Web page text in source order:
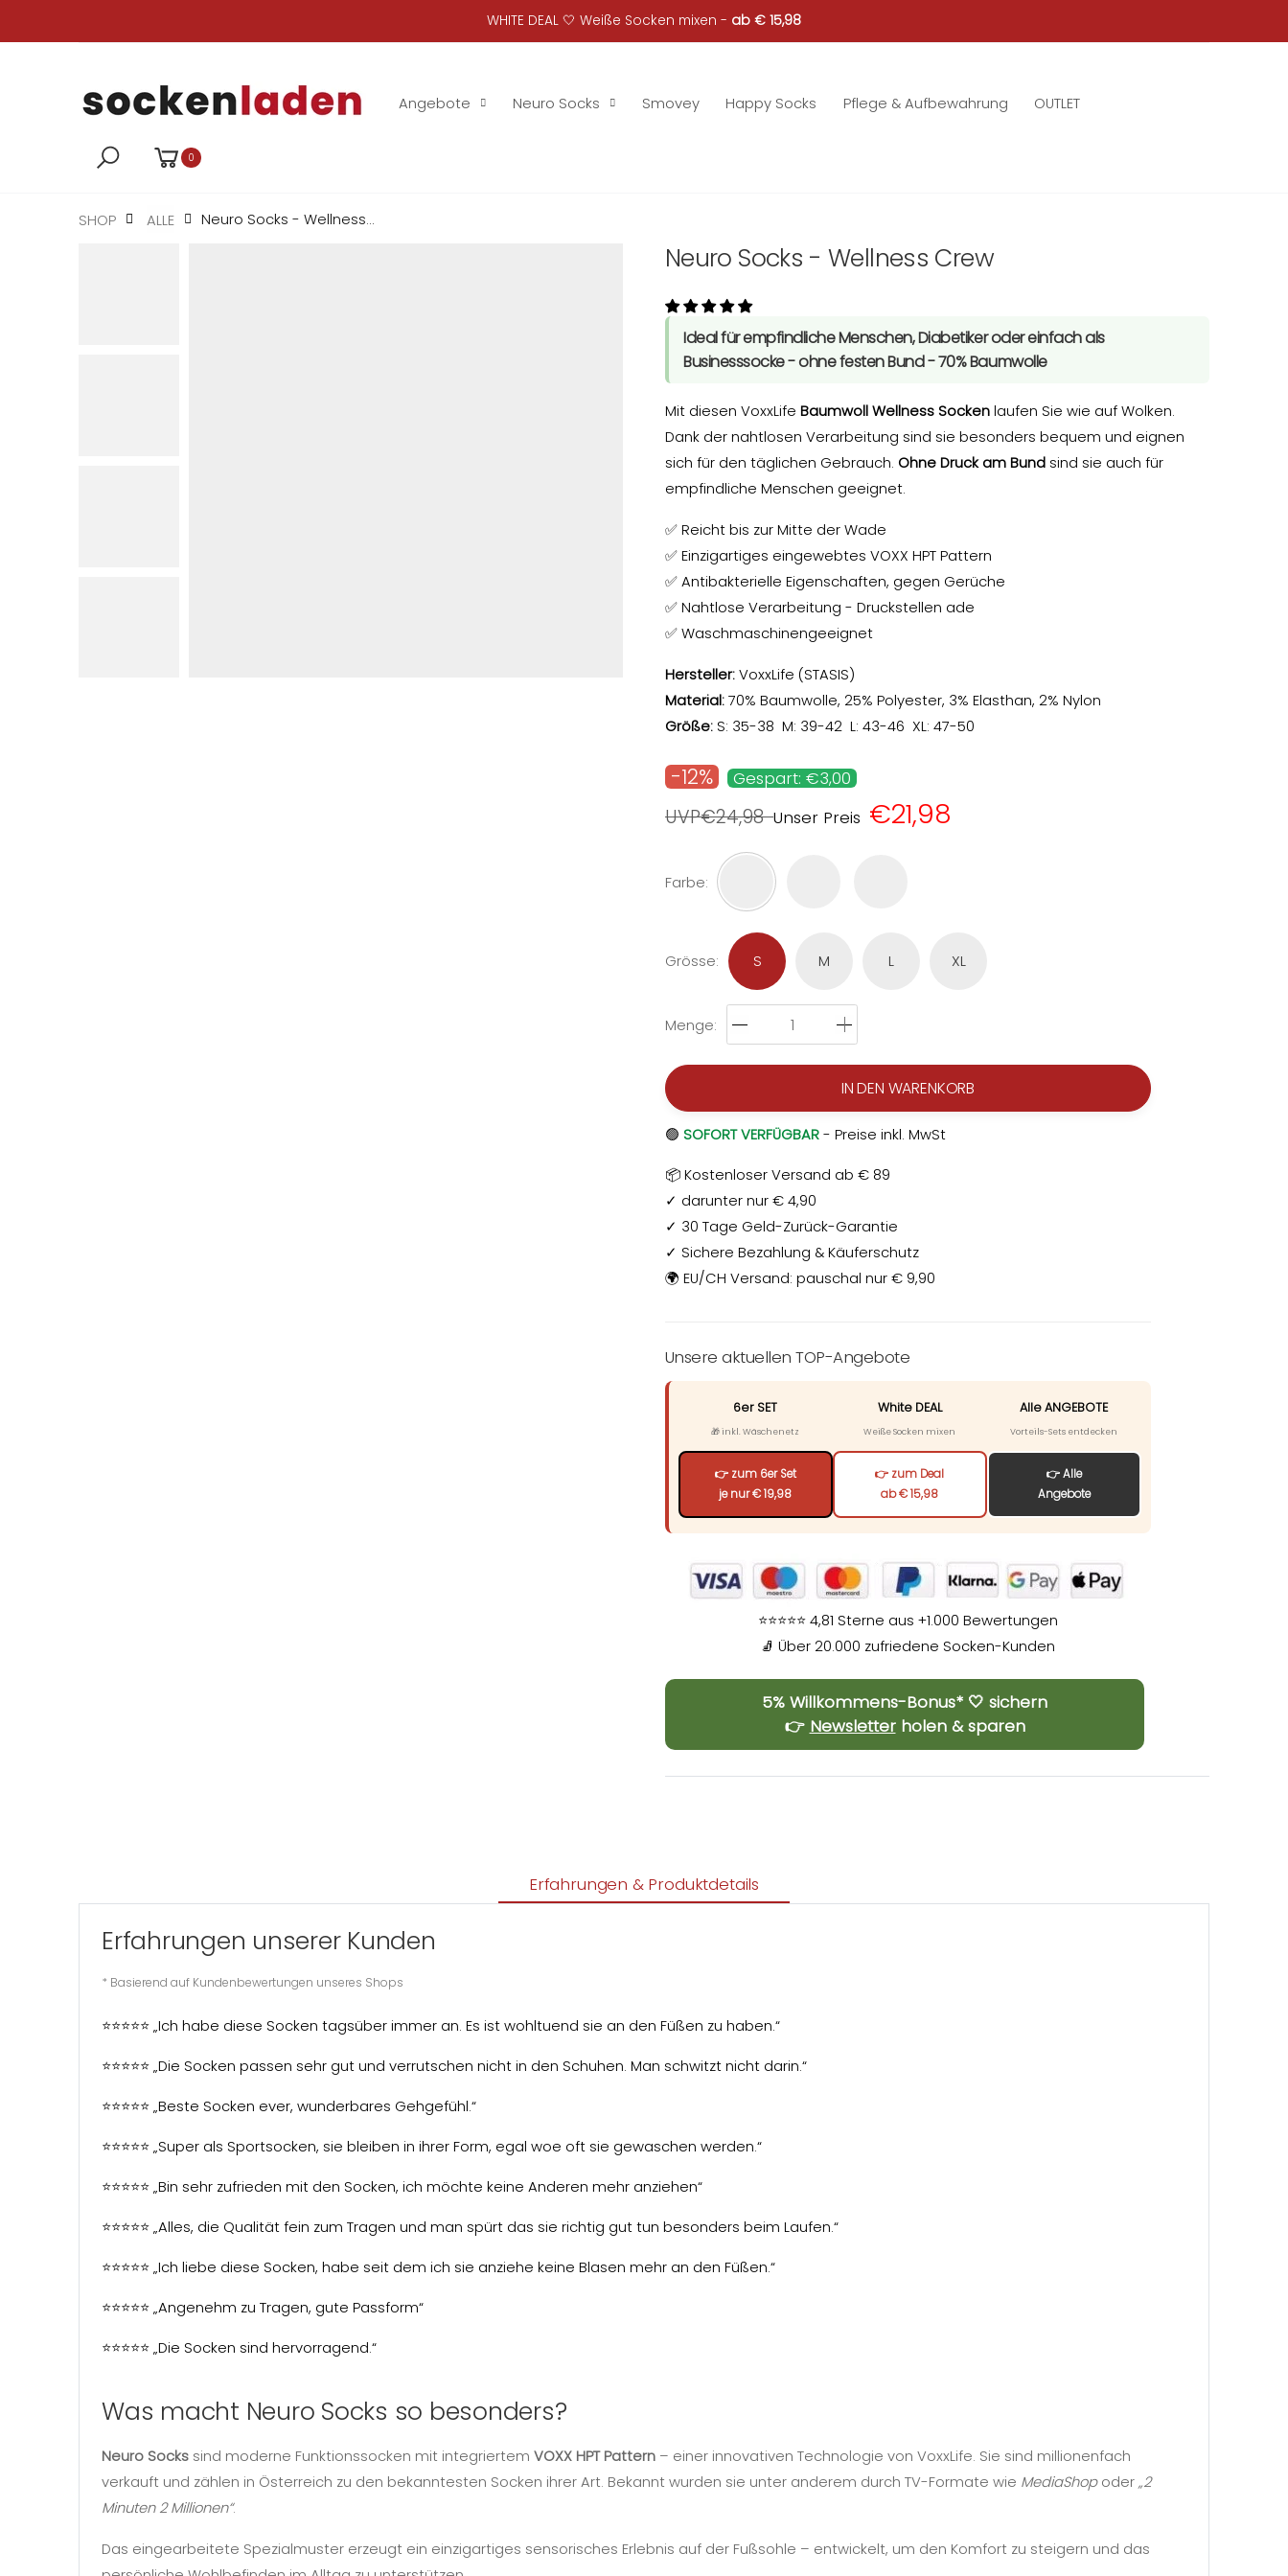
WHITE DEAL 🤍 Weiße Socken mixen - ab € 15,98
Angebote Neuro Socks Smovey Happy Socks Pflege & Aufbewahrung OUTLET
0
SHOP ALLE Neuro Socks - Wellness...
Neuro Socks - Wellness Crew
Ideal für empfindliche Menschen, Diabetiker oder einfach als
Businesssocke - ohne festen Bund - 70% Baumwolle
Mit diesen VoxxLife Baumwoll Wellness Sockenlaufen Sie wie auf Wolken.
Dank der nahtlosen Verarbeitung sind sie besonders bequem und eignen
sich für den täglichen Gebrauch. Ohne Druck am Bund sind sie auch für
empfindliche Menschen geeignet.
✅ Reicht bis zur Mitte der Wade
✅ Einzigartiges eingewebtes VOXX HPT Pattern
✅ Antibakterielle Eigenschaften, gegen Gerüche
✅ Nahtlose Verarbeitung - Druckstellen ade
✅ Waschmaschinengeeignet
Hersteller:VoxxLife (STASIS)
Material:70% Baumwolle, 25% Polyester, 3% Elasthan, 2% Nylon
Größe: S: 35-38 M: 39-42 L: 43-46 XL: 47-50
-12% Gespart: €3,00
UVP€24,98Unser Preis €21,98
Farbe:
Grösse: S M L XL
Menge:
IN DEN WARENKORB
🟢 SOFORT VERFÜGBAR- Preise inkl. MwSt
📦 Kostenloser Versand ab € 89
✓ darunter nur € 4,90
✓ 30 Tage Geld-Zurück-Garantie
✓ Sichere Bezahlung & Käuferschutz
🌍 EU/CH Versand: pauschal nur € 9,90
Unsere aktuellen TOP-Angebote
6er SET
🎁 inkl. Wäschenetz
👉 zum 6er Set
je nur € 19,98
White DEAL
Weiße Socken mixen
👉 zum Deal
ab € 15,98
Alle ANGEBOTE
Vorteils-Sets entdecken
👉 Alle
Angebote
⭐⭐⭐⭐⭐ 4,81 Sterne aus +1.000 Bewertungen
🧦 Über 20.000 zufriedene Socken-Kunden
5% Willkommens-Bonus* 🤍 sichern
👉 Newsletterholen & sparen
Erfahrungen & Produktdetails
Erfahrungen unserer Kunden
* Basierend auf Kundenbewertungen unseres Shops
⭐⭐⭐⭐⭐ „Ich habe diese Socken tagsüber immer an. Es ist wohltuend sie an den Füßen zu haben.“
⭐⭐⭐⭐⭐ „Die Socken passen sehr gut und verrutschen nicht in den Schuhen. Man schwitzt nicht darin.“
⭐⭐⭐⭐⭐ „Beste Socken ever, wunderbares Gehgefühl.“
⭐⭐⭐⭐⭐ „Super als Sportsocken, sie bleiben in ihrer Form, egal woe oft sie gewaschen werden.“
⭐⭐⭐⭐⭐ „Bin sehr zufrieden mit den Socken, ich möchte keine Anderen mehr anziehen“
⭐⭐⭐⭐⭐ „Alles, die Qualität fein zum Tragen und man spürt das sie richtig gut tun besonders beim Laufen.“
⭐⭐⭐⭐⭐ „Ich liebe diese Socken, habe seit dem ich sie anziehe keine Blasen mehr an den Füßen.“
⭐⭐⭐⭐⭐ „Angenehm zu Tragen, gute Passform“
⭐⭐⭐⭐⭐ „Die Socken sind hervorragend.“
Was macht Neuro Socks so besonders?
Neuro Socks sind moderne Funktionssocken mit integriertemVOXX HPT Pattern – einer innovativen Technologie von VoxxLife. Sie sind millionenfach
verkauft und zählen in Österreich zu den bekanntesten Socken ihrer Art. Bekannt wurden sie unter anderem durch TV-Formate wie MediaShopoder„2
Minuten 2 Millionen“.
Das eingearbeitete Spezialmuster erzeugt ein einzigartiges sensorisches Erlebnis auf der Fußsohle – entwickelt, um den Komfort zu steigern und das